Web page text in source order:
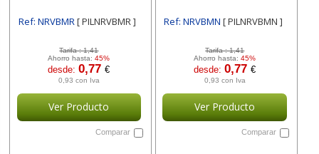
Ref: NRVBMR[ PILNRVBMR ]
Tarifa :1,41
Ahorro hasta:45%
desde:0,77€
0,93 con Iva
Ver Producto
Comparar
Ref: NRVBMN [ PILNRVBMN ]
Tarifa :1,41
Ahorro hasta:45%
desde:0,77€
0,93 con Iva
Ver Producto
Comparar